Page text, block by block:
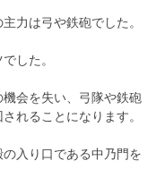
力は弓や鉄砲でした。
した。
会を失い、弓隊や鉄砲
れることになります。
入り口である中乃門を